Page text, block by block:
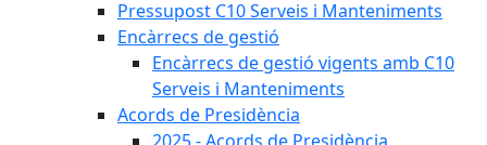
Pressupost C10 Serveis i Manteniments
Encàrrecs de gestió
Encàrrecs de gestió vigents amb C10
Serveis i Manteniments
Acords de Presidència